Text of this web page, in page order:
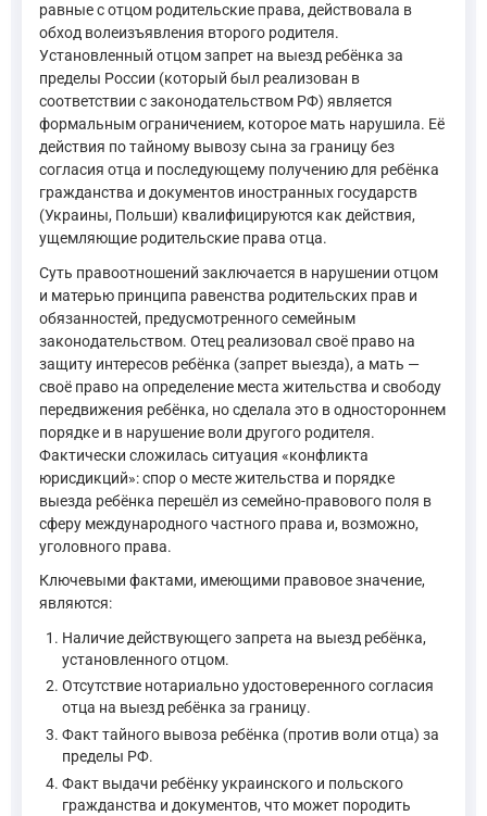
равные с отцом родительские права, действовала в
обход волеизъявления второго родителя.
Установленный отцом запрет на выезд ребёнка за
пределы России (который был реализован в
соответствии с законодательством РФ) является
формальным ограничением, которое мать нарушила. Её
действия по тайному вывозу сына за границу без
согласия отца и последующему получению для ребёнка
гражданства и документов иностранных государств
(Украины, Польши) квалифицируются как действия,
ущемляющие родительские права отца.
Суть правоотношений заключается в нарушении отцом
и матерью принципа равенства родительских прав и
обязанностей, предусмотренного семейным
законодательством. Отец реализовал своё право на
защиту интересов ребёнка (запрет выезда), а мать —
своё право на определение места жительства и свободу
передвижения ребёнка, но сделала это в одностороннем
порядке и в нарушение воли другого родителя.
Фактически сложилась ситуация «конфликта
юрисдикций»: спор о месте жительства и порядке
выезда ребёнка перешёл из семейно-правового поля в
сферу международного частного права и, возможно,
уголовного права.
Ключевыми фактами, имеющими правовое значение,
являются:
Наличие действующего запрета на выезд ребёнка,
установленного отцом.
Отсутствие нотариально удостоверенного согласия
отца на выезд ребёнка за границу.
Факт тайного вывоза ребёнка (против воли отца) за
пределы РФ.
Факт выдачи ребёнку украинского и польского
гражданства и документов, что может породить